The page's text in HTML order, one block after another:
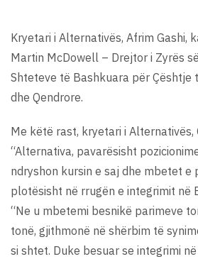
Kryetari i Alternativës, Afrim Gashi,
Martin McDowell – Drejtor i Zyrës
Shteteve të Bashkuara për Çështje
dhe Qendrore.
Me këtë rast, kryetari i Alternativës,
“Alternativa, pavarësisht
ndryshon kursin e saj dhe mbetet e
plotësisht në rrugën e integrimit në
“Ne u mbetemi besnikë parimeve
tonë, gjithmonë në shërbim të
si shtet. Duke besuar se integrimi